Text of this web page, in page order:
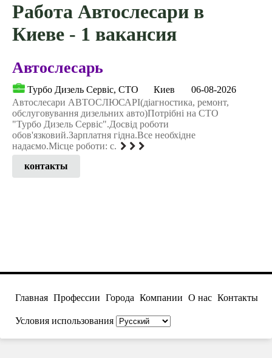
Работа Автослесари в
Киеве - 1 вакансия
Автослесарь
Турбо Дизель Сервіс, СТО Киев
06-08-2026
Автослесари АВТОСЛЮСАРІ(діагностика, ремонт,
обслуговування дизельних авто)Потрібні на СТО
"Турбо Дизель Сервіс".Досвід роботи
обов'язковий.Зарплатня гідна.Все необхідне
надаємо.Місце роботи: с.
контакты
Главная Профессии Города Компании О нас Контакты
Условия использования